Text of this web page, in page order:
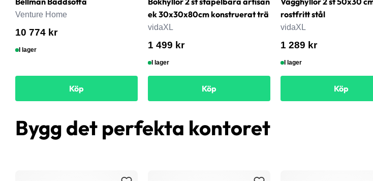
Venture Home
10 774 kr
I lager
Köp
ek 30x30x80cm konstruerat trä
vidaXL
1 499 kr
I lager
Köp
rostfritt stål
vidaXL
1 289 kr
I lager
Köp
Bygg det perfekta kontoret